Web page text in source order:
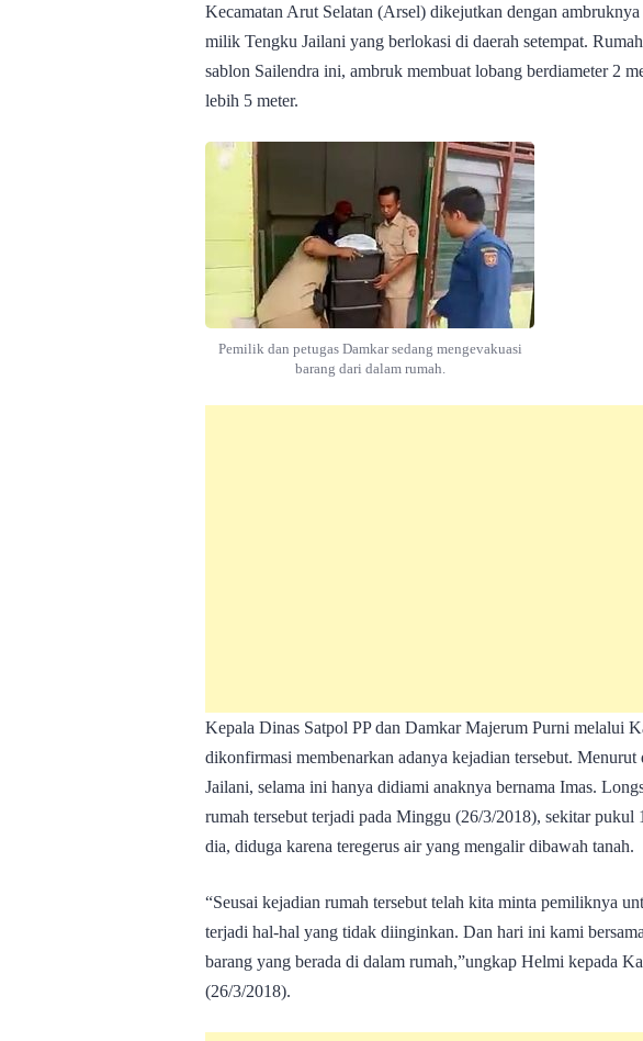
Kecamatan Arut Selatan (Arsel) dikejutkan dengan
milik Tengku Jailani yang berlokasi di daerah setempat.
sablon Sailendra ini, ambruk membuat lobang berdiameter 2
lebih 5 meter.
Pemilik dan petugas Damkar sedang mengevakuasi
barang dari dalam rumah.
Kepala Dinas Satpol PP dan Damkar Majerum Purni melalui
dikonfirmasi membenarkan adanya kejadian tersebut.
Jailani, selama ini hanya didiami anaknya bernama Imas.
rumah tersebut terjadi pada Minggu (26/3/2018), sekitar pukul
dia, diduga karena teregerus air yang mengalir dibawah tanah.
“Seusai kejadian rumah tersebut telah kita minta pemiliknya
terjadi hal-hal yang tidak diinginkan. Dan hari ini kami
barang yang berada di dalam rumah,”ungkap Helmi kepada
(26/3/2018).